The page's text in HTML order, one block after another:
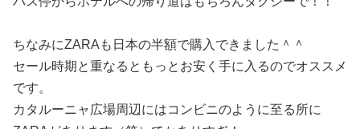
ちなみにZARAも日本の半額で購入できました＾＾
セール時期と重なるともっとお安く手に入るのでオススメ
です。
カタルーニャ広場周辺にはコンビニのように至る所に